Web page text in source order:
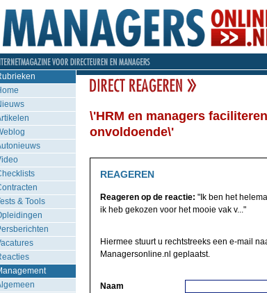
& Tools
\'HRM en managers
onvoldoende\'
REAGEREN
Reageren op de reactie: "Ik ben het
ik heb gekozen voor het mooie vak v..."
Hiermee stuurt u rechtstreeks een e-mail
Managersonline.nl geplaatst.
Naam